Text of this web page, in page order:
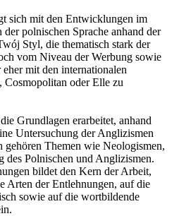
sich mit den Entwicklungen im
polnischen Sprache anhand der
Styl, die thematisch stark der
vom Niveau der Werbung sowie
mit den internationalen
oder Elle zu
Grundlagen erarbeitet, anhand
Untersuchung der Anglizismen
Themen wie Neologismen,
des Polnischen und Anglizismen.
bildet den Kern der Arbeit,
Arten der Entlehnungen, auf die
sowie auf die wortbildende